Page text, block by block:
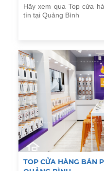
Hãy xem qua Top cửa
tín tại Quảng Bình
TOP CỬA HÀNG BÁN